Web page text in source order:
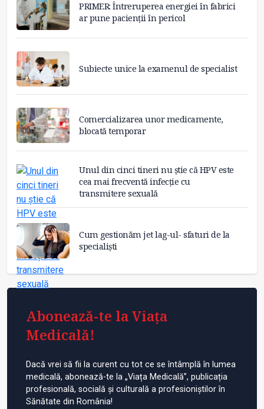
PRIMER: Întreruperea energiei în fabrici
ar pune pacienții în pericol
Subiecte unice la examenul de specialist
Comercializarea unor medicamente,
blocată temporar
Unul din cinci tineri nu știe că HPV este
cea mai frecventă infecție cu
transmitere sexuală
Cum gestionăm jet lag-ul- sfaturi de la
specialiști
Abonează-te la Viața
Medicală!
Dacă vrei să fii la curent cu tot ce se întâmplă în lumea
medicală, abonează-te la „Viața Medicală”, publicația
profesională, socială și culturală a profesioniștilor în
Sănătate din România!